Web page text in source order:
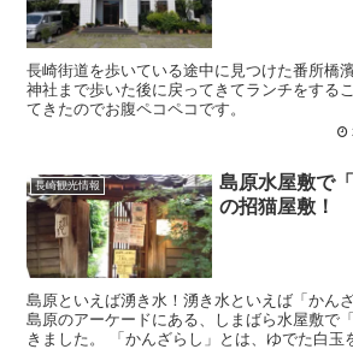
長崎街道を歩いている途中に見つけた番所橋
神社まで歩いた後に戻ってきてランチをする
てきたのでお腹ペコペコです。
長崎観光情報
島原水屋敷で
の招猫屋敷！
島原といえば湧き水！湧き水といえば「かん
島原のアーケードにある、しまばら水屋敷で
きました。 「かんざらし」とは、ゆでた白玉